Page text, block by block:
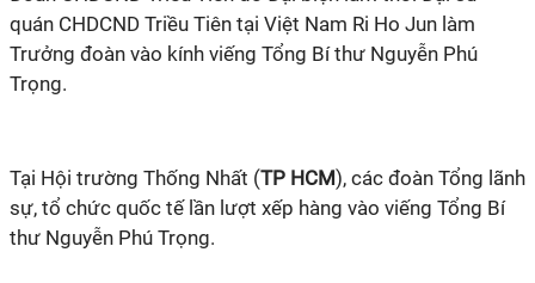
quán CHDCND Triều Tiên tại Việt Nam Ri Ho Jun làm
Trưởng đoàn vào kính viếng Tổng Bí thư Nguyễn Phú
Trọng.
Tại Hội trường Thống Nhất (TP HCM), các đoàn Tổng lãnh
sự, tổ chức quốc tế lần lượt xếp hàng vào viếng Tổng Bí
thư Nguyễn Phú Trọng.